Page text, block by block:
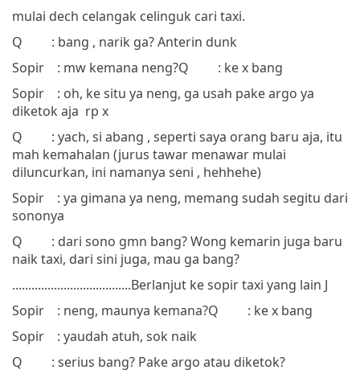
mulai dech celangak celinguk cari taxi.
Q
: bang , narik ga? Anterin dunk
Sopir
: mw kemana neng?Q
: ke x bang
Sopir
: oh, ke situ ya neng, ga usah pake argo ya
diketok aja rp x
Q
: yach, si abang , seperti saya orang baru aja, itu
mah kemahalan (jurus tawar menawar mulai
diluncurkan, ini namanya seni , hehhehe)
Sopir
: ya gimana ya neng, memang sudah segitu dari
sononya
Q
: dari sono gmn bang? Wong kemarin juga baru
naik taxi, dari sini juga, mau ga bang?
.....................................Berlanjut ke sopir taxi yang lain J
Sopir
: neng, maunya kemana?Q
: ke x bang
Sopir
: yaudah atuh, sok naik
Q
: serius bang? Pake argo atau diketok?